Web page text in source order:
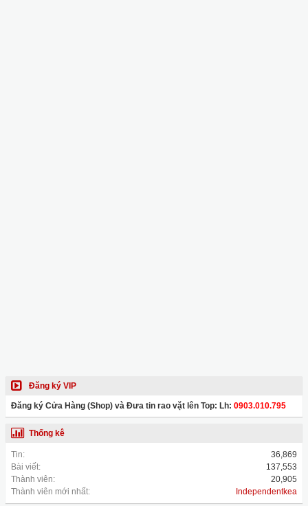
Đăng ký VIP
Đăng ký Cửa Hàng (Shop) và Đưa tin rao vặt lên Top: Lh: 0903.010.795
Thống kê
Tin:
36,869
Bài viết:
137,553
Thành viên:
20,905
Thành viên mới nhất:
Independentkea